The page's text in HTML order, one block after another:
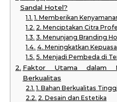
Sandal Hotel?
1. Memberikan
2. Menciptakan Citra
3. Menunjang Branding
4. Meningkatkan
5. Menjadi Pembeda di
Faktor Utama dalam
Berkualitas
1. Bahan Berkualitas Tinggi
2. Desain dan Estetika